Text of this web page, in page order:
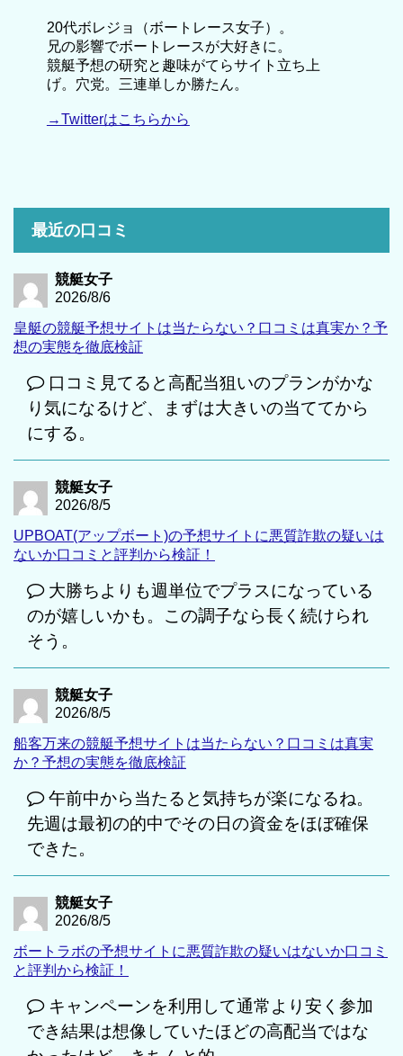
20代ボレジョ（ボートレース女子）。
兄の影響でボートレースが大好きに。
競艇予想の研究と趣味がてらサイト立ち上
げ。穴党。三連単しか勝たん。
→Twitterはこちらから
最近の口コミ
競艇女子
2026/8/6
皇艇の競艇予想サイトは当たらない？口コミは真実か？予
想の実態を徹底検証
口コミ見てると高配当狙いのプランがかな
り気になるけど、まずは大きいの当ててから
にする。
競艇女子
2026/8/5
UPBOAT(アップボート)の予想サイトに悪質詐欺の疑いは
ないか口コミと評判から検証！
大勝ちよりも週単位でプラスになっている
のが嬉しいかも。この調子なら長く続けられ
そう。
競艇女子
2026/8/5
船客万来の競艇予想サイトは当たらない？口コミは真実
か？予想の実態を徹底検証
午前中から当たると気持ちが楽になるね。
先週は最初の的中でその日の資金をほぼ確保
できた。
競艇女子
2026/8/5
ボートラボの予想サイトに悪質詐欺の疑いはないか口コミ
と評判から検証！
キャンペーンを利用して通常より安く参加
でき結果は想像していたほどの高配当ではな